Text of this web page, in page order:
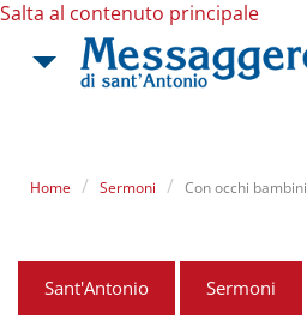
Salta al contenuto principale
Home Sermoni Con occhi bambini
Sant'Antonio Sermoni